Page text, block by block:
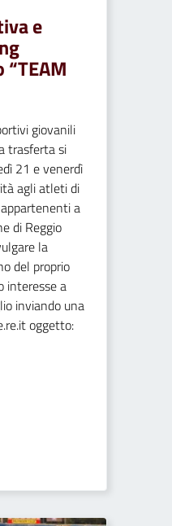
e
giovanili
trasferta si
21 e venerdì
agli atleti di
a
di Reggio
la
del proprio
interesse a
inviando una
oggetto: